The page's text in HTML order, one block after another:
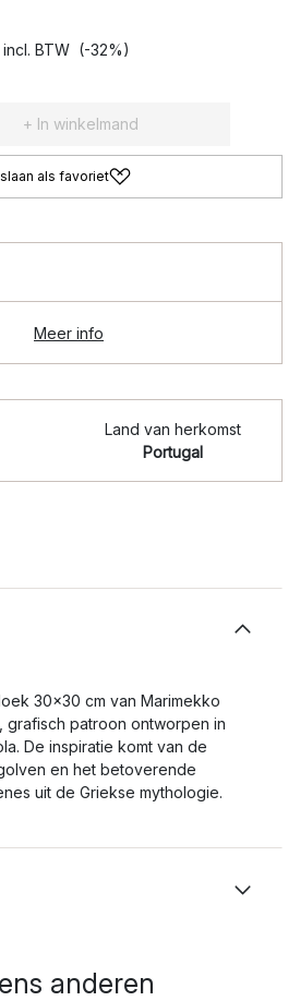
incl. BTW (-32%)
+ In winkelmand
als favoriet
Meer info
Land van herkomst
Portugal
30x30 cm van Marimekko
patroon ontworpen in
De inspiratie komt van de
en het betoverende
uit de Griekse mythologie.
anderen